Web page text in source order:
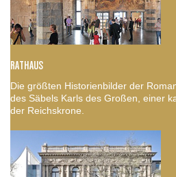
RATHAUS
Die größten Historienbilder der
des Säbels Karls des Großen, einer
der Reichskrone.